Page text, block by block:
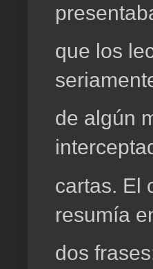
que los
de algún
cartas. El
resumía
dos